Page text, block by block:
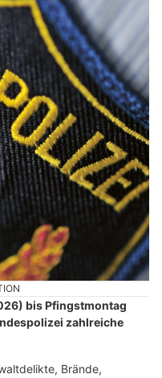
bis Pfingstmontag
zahlreiche
Brände,